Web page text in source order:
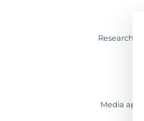
Research &
Media